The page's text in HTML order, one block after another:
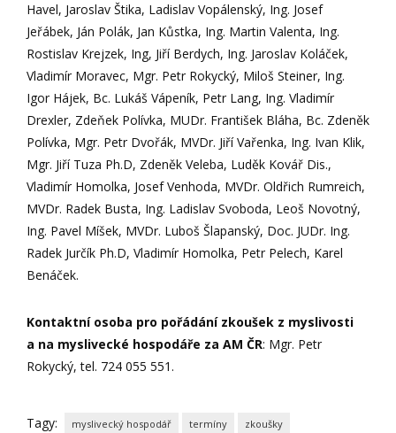
Havel, Jaroslav Štika, Ladislav Vopálenský, Ing. Josef
Jeřábek, Ján Polák, Jan Kůstka, Ing. Martin Valenta, Ing.
Rostislav Krejzek, Ing, Jiří Berdych, Ing. Jaroslav Koláček,
Vladimír Moravec, Mgr. Petr Rokycký, Miloš Steiner, Ing.
Igor Hájek, Bc. Lukáš Vápeník, Petr Lang, Ing. Vladimír
Drexler, Zdeňek Polívka, MUDr. František Bláha, Bc. Zdeněk
Polívka, Mgr. Petr Dvořák, MVDr. Jiří Vařenka, Ing. Ivan Klik,
Mgr. Jiří Tuza Ph.D, Zdeněk Veleba, Luděk Kovář Dis.,
Vladimír Homolka, Josef Venhoda, MVDr. Oldřich Rumreich,
MVDr. Radek Busta, Ing. Ladislav Svoboda, Leoš Novotný,
Ing. Pavel Míšek, MVDr. Luboš Šlapanský, Doc. JUDr. Ing.
Radek Jurčík Ph.D, Vladimír Homolka, Petr Pelech, Karel
Benáček.
Kontaktní osoba pro pořádání zkoušek z myslivosti
a na myslivecké hospodáře za AM ČR: Mgr. Petr
Rokycký, tel. 724 055 551.
Tagy: myslivecký hospodář termíny zkoušky